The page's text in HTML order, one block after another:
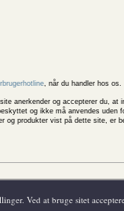
Ved at bruge sitet
, når du handler hos os.
anerkender og accepterer du, at
og ikke må anvendes uden
og produkter vist på dette site, er